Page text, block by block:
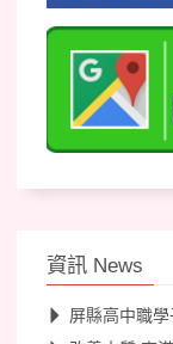
資訊 News
屏縣高中職學子